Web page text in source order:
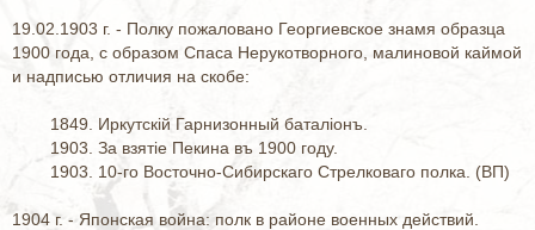
19.02.1903 г. - Полку пожаловано Георгиевское знамя образца
1900 года, с образом Спаса Нерукотворного, малиновой каймой
и надписью отличия на скобе:
1849. Иркутскiй Гарнизонный баталiонъ.
1903. За взятiе Пекина въ 1900 году.
1903. 10-го Восточно-Сибирскаго Стрелковаго полка. (ВП)
1904 г. - Японская война: полк в районе военных действий.